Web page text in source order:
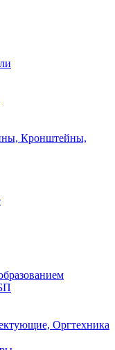
Кронштейны,
Оргтехника